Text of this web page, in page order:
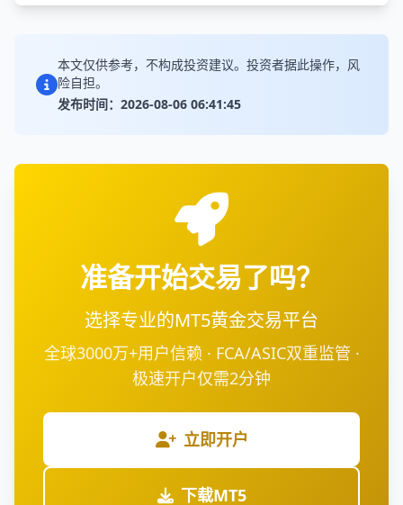
本文仅供参考，不构成投资建议。投资者据此操作，风
险自担。
发布时间：2026-08-06 06:41:45
准备开始交易了吗？
选择专业的MT5黄金交易平台
全球3000万+用户信赖 · FCA/ASIC双重监管 ·
极速开户仅需2分钟
立即开户
下载MT5